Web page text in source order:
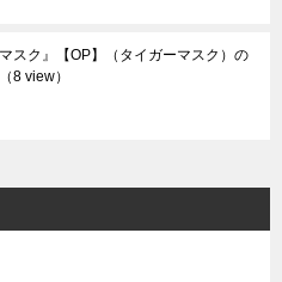
スク』【OP】（タイガーマスク）の
（8 view）